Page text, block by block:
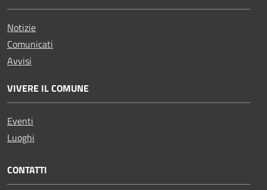
Notizie
Comunicati
Avvisi
VIVERE IL COMUNE
Eventi
Luoghi
CONTATTI